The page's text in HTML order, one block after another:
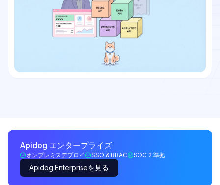
Apidog エンタープライズ
オンプレミスデプロイ SSO & RBAC SOC 2 準拠
Apidog Enterpriseを見る